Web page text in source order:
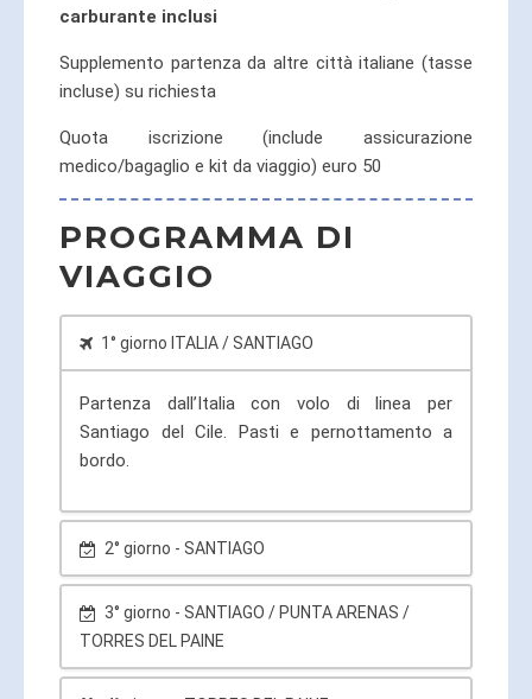
carburante inclusi
Supplemento partenza da altre città italiane (tasse
incluse) su richiesta
Quota iscrizione (include assicurazione
medico/bagaglio e kit da viaggio) euro 50
PROGRAMMA DI
VIAGGIO
1° giorno ITALIA / SANTIAGO
Partenza dall’Italia con volo di linea per
Santiago del Cile. Pasti e pernottamento a
bordo.
2° giorno - SANTIAGO
Arrivo a Santiago, incontro con il nostro
rappresentante locale e trasferimento privato
in albergo. Pomeriggio dedicato alla visita della
città. Il tour inizierà con la visita al centro
3° giorno - SANTIAGO / PUNTA ARENAS /
TORRES DEL PAINE